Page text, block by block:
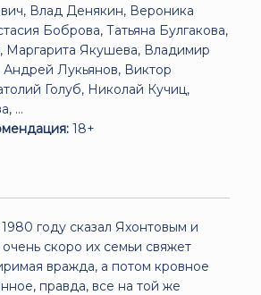
Влад Денякин, Вероника
Боброва, Татьяна Булгакова,
Маргарита Якушева, Владимир
Андрей Лукьянов, Виктор
Голуб, Николай Кучиц,
...
18+
году сказал Яхонтовым и
скоро их семьи свяжет
вражда, а потом кровное
правда, все на той же